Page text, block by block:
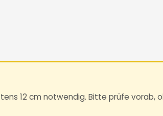
12 cm notwendig. Bitte prüfe vorab,